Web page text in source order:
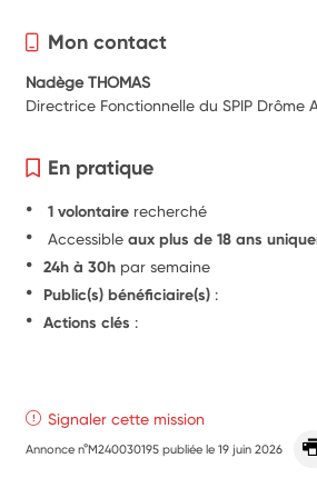
Mon contact
Nadège THOMAS
Directrice Fonctionnelle du SPIP Drôme
En pratique
1 volontaire recherché
Accessibleaux plus de 18 ans
24h à 30h par semaine
Public(s) bénéficiaire(s) :
Actions clés :
Signaler cette mission
Annonce n°M240030195 publiée le19 juin 2026